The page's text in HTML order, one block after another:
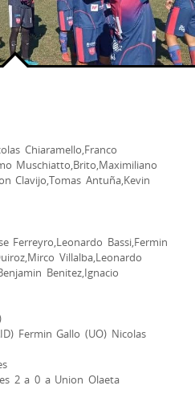
Chiaramello,Franco
Muschiatto,Brito,Maximiliano
Clavijo,Tomas Antuña,Kevin
Ferreyro,Leonardo Bassi,Fermin
Villalba,Leonardo
Benitez,Ignacio
Fermin Gallo (UO) Nicolas
2 a 0 a Union Olaeta